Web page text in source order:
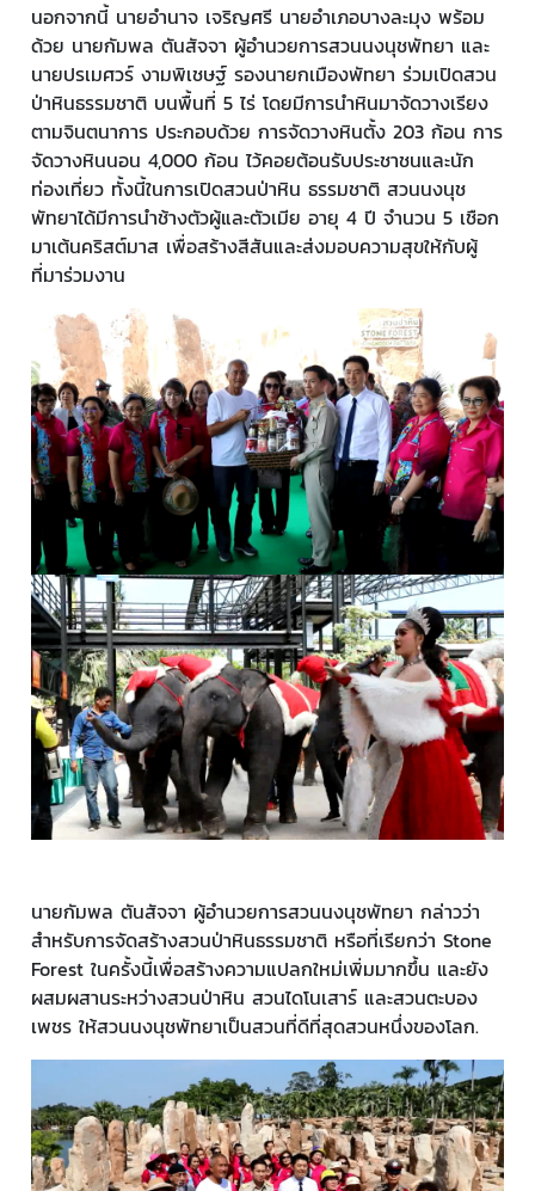
นอกจากนี้ นายอำนาจ เจริญศรี นายอำเภอบางละมุง พร้อม
ด้วย นายกัมพล ตันสัจจา ผู้อำนวยการสวนนงนุชพัทยา และ
นายปรเมศวร์ งามพิเชษฐ์ รองนายกเมืองพัทยา ร่วมเปิดสวน
ป่าหินธรรมชาติ บนพื้นที่ 5 ไร่ โดยมีการนำหินมาจัดวางเรียง
ตามจินตนาการ ประกอบด้วย การจัดวางหินตั้ง 203 ก้อน การ
จัดวางหินนอน 4,000 ก้อน ไว้คอยต้อนรับประชาชนและนัก
ท่องเที่ยว ทั้งนี้ในการเปิดสวนป่าหิน ธรรมชาติ สวนนงนุช
พัทยาได้มีการนำช้างตัวผู้และตัวเมีย อายุ 4 ปี จำนวน 5 เชือก
มาเต้นคริสต์มาส เพื่อสร้างสีสันและส่งมอบความสุขให้กับผู้
ที่มาร่วมงาน
นายกัมพล ตันสัจจา ผู้อำนวยการสวนนงนุชพัทยา กล่าวว่า
สำหรับการจัดสร้างสวนป่าหินธรรมชาติ หรือที่เรียกว่า Stone
Forest ในครั้งนี้เพื่อสร้างความแปลกใหม่เพิ่มมากขึ้น และยัง
ผสมผสานระหว่างสวนป่าหิน สวนไดโนเสาร์ และสวนตะบอง
เพชร ให้สวนนงนุชพัทยาเป็นสวนที่ดีที่สุดสวนหนึ่งของโลก.